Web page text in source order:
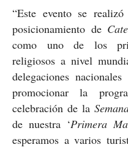
“Este evento se
posicionamiento de
como uno de los
religiosos a nivel
delegaciones
promocionar la
celebración de la
de nuestra ‘Primera
esperamos a varios